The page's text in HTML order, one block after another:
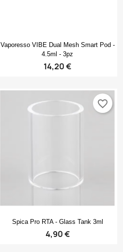
Anteprima
Vaporesso VIBE Dual Mesh Smart Pod -
4.5ml - 3pz
14,20 €
Anteprima
Spica Pro RTA - Glass Tank 3ml
4,90 €
favorite_border